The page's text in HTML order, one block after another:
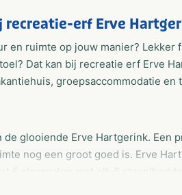
recreatie-erf Erve
en ruimte op jouw manier? Lekker
Dat kan bij recreatie erf Erve
groepsaccommodatie en
glooiende Erve Hartgerink. Een
nog een groot goed is. Erve
5 slaapzalen met elk 6